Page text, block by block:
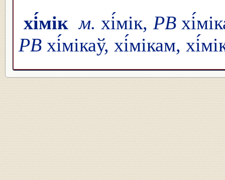
хі́мік м. хі́мік, РВ
РВ хі́мікаў, хі́мікам,